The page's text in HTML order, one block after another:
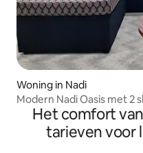
Woning in Nadi
Modern Nadi Oasis met 2
Het comfort
tarieven voor